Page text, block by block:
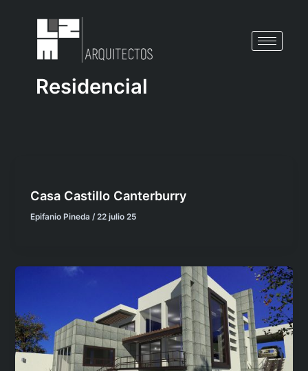
contenido
Residencial
Casa Castillo Canterburry
Epifanio Pineda/22 julio 25